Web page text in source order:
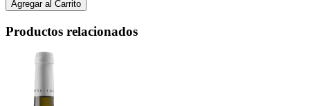
Productos relacionados